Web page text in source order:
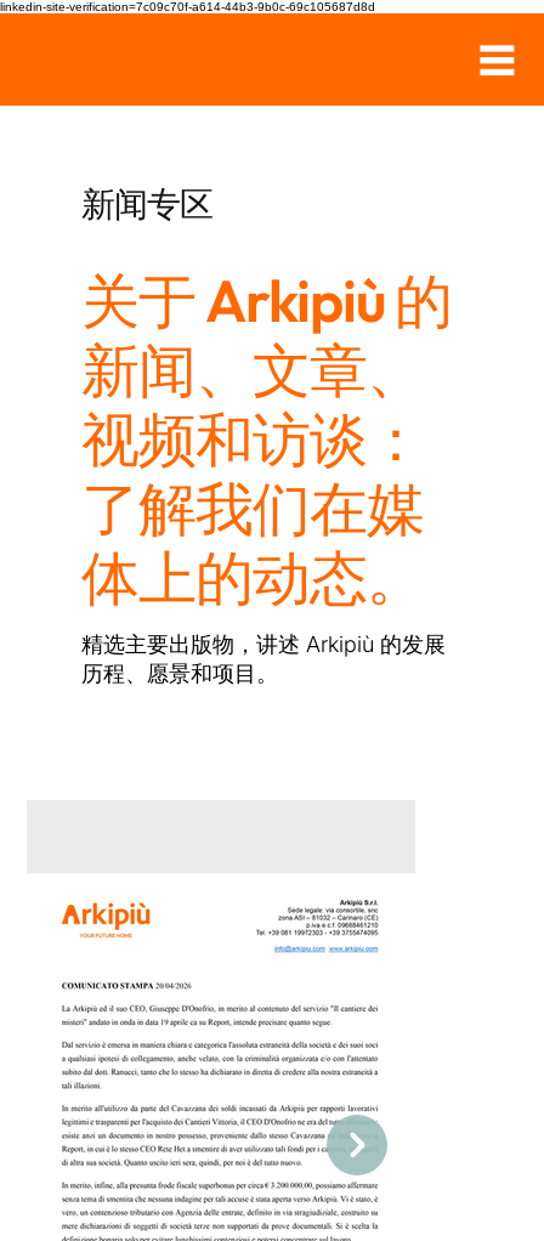
linkedin-site-verification=7c09c70f-a614-44b3-9b0c-69c105687d8d
关于 Arkipiù 的
新闻、文章、
视频和访谈：
了解我们在媒
体上的动态。
新闻专区
精选主要出版物，讲述 Arkipiù 的发展
历程、愿景和项目。